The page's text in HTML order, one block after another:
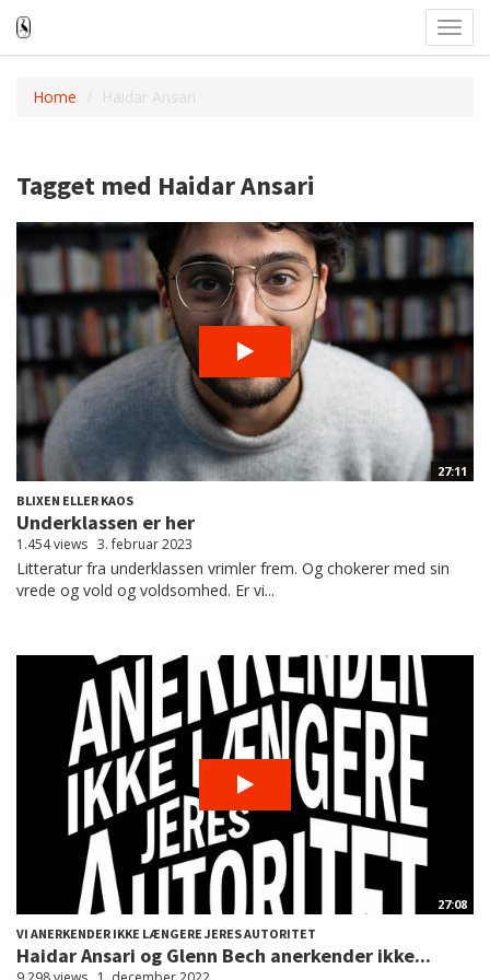
Home Haidar Ansari
Tagget med Haidar Ansari
27:11
BLIXEN ELLER KAOS
Underklassen er her
1.454 views 3. februar 2023
Litteratur fra underklassen vrimler frem. Og chokerer med sin
vrede og vold og voldsomhed. Er vi...
27:08
VI ANERKENDER IKKE LÆNGERE JERES AUTORITET
Haidar Ansari og Glenn Bech anerkender ikke...